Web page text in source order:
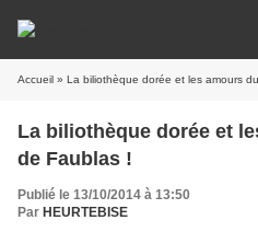
Accueil » La biliothèque dorée et les amours
La biliothèque dorée et
de Faublas !
Publié le 13/10/2014 à 13:50
Par HEURTEBISE